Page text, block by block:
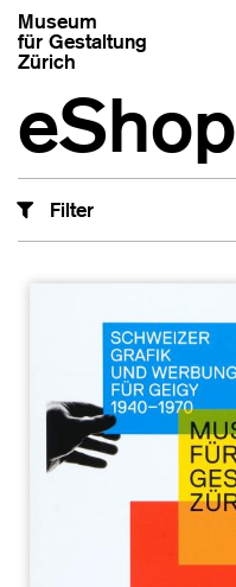
Museum
für Gestaltung
Zürich
eShop
Filter